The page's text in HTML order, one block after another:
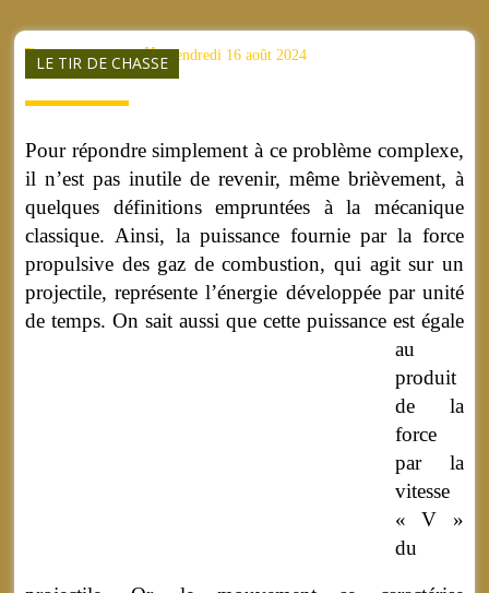
LE TIR DE CHASSE
aucun mot clé vendredi 16 août 2024
Pour répondre simplement à ce problème complexe,
il n’est pas inutile de revenir, même brièvement, à
quelques définitions empruntées à la mécanique
classique. Ainsi, la puissance fournie par la force
propulsive des gaz de combustion, qui agit sur un
projectile, représente l’énergie développée par unité
de temps. On sait aussi que cette puissance est égale
au
produit
de la
force
par la
vitesse
« V »
du